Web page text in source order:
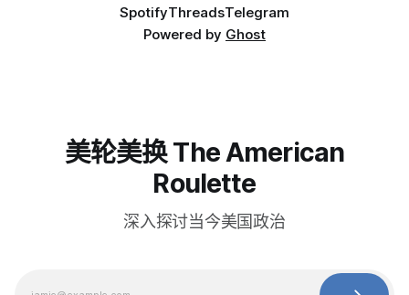
SpotifyThreadsTelegram
Powered by Ghost
美轮美换 The American
Roulette
深入探讨当今美国政治